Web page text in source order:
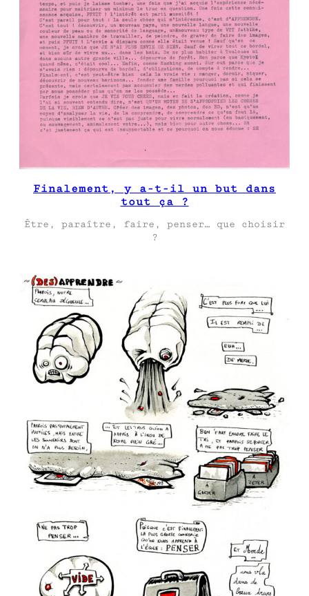
Finalement, y a-t-il un but dans
tout ça ?
Être, paraître, faire, penser… que choisir
?